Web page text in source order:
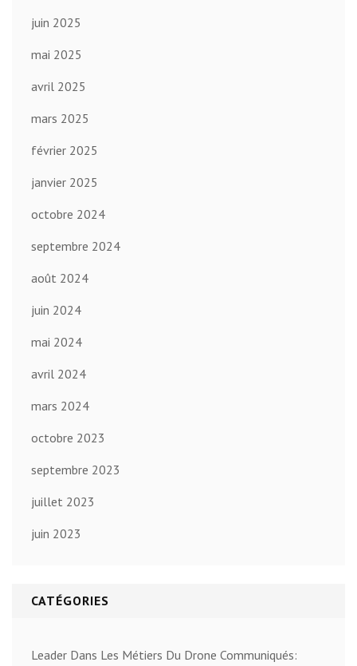
juin 2025
mai 2025
avril 2025
mars 2025
février 2025
janvier 2025
octobre 2024
septembre 2024
août 2024
juin 2024
mai 2024
avril 2024
mars 2024
octobre 2023
septembre 2023
juillet 2023
juin 2023
CATÉGORIES
Leader Dans Les Métiers Du Drone Communiqués: